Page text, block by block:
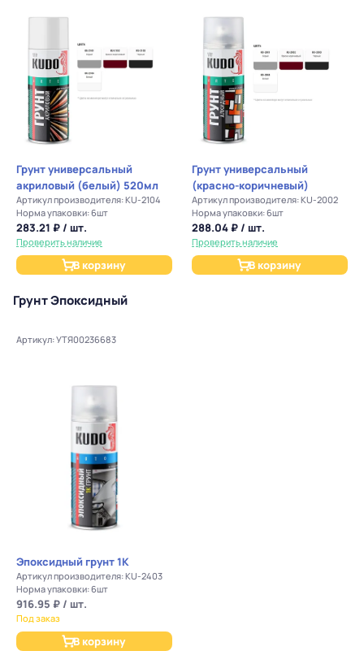
Грунт универсальный
акриловый (белый) 520мл
Артикул производителя: KU-2104
Норма упаковки: 6шт
283.21 ₽ / шт.
Проверить наличие
В корзину
Грунт универсальный
(красно-коричневый)
Артикул производителя: KU-2002
Норма упаковки: 6шт
288.04 ₽ / шт.
Проверить наличие
В корзину
Грунт Эпоксидный
Артикул: УТЯ00236683
Эпоксидный грунт 1K
Артикул производителя: KU-2403
Норма упаковки: 6шт
916.95 ₽ / шт.
Под заказ
В корзину